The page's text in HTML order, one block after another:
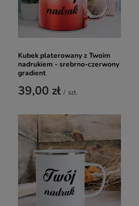
Kubek platerowany z Twoim
nadrukiem - srebrno-czerwony
gradient
39,00 zł / szt.